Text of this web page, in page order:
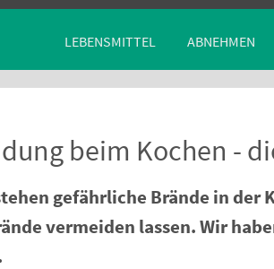
LEBENSMITTEL ABNEHMEN
beim Kochen -
gefährliche Brände in der
vermeiden lassen. Wir